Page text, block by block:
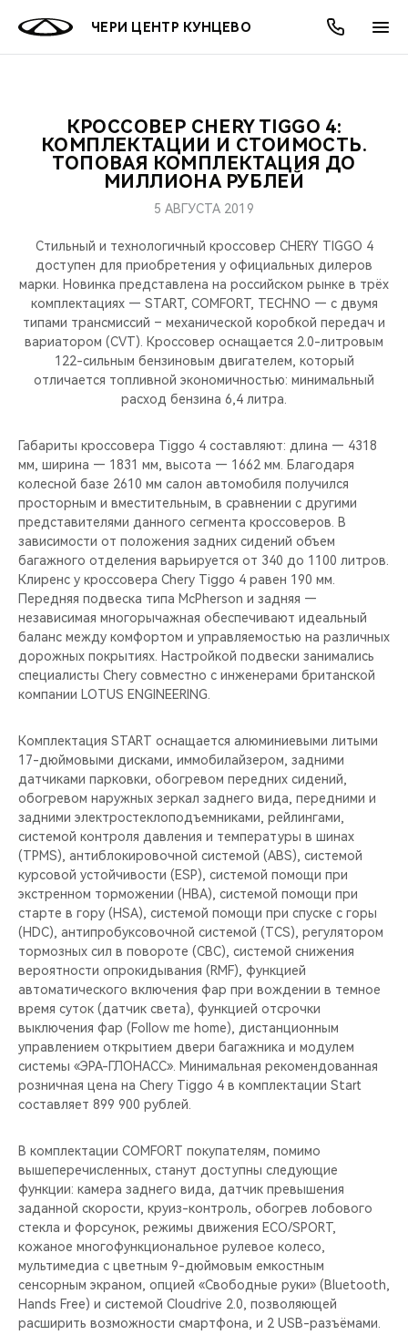
ЧЕРИ ЦЕНТР КУНЦЕВО
МОДЕЛИ
СЕДАНЫ
НОВИНКИ
ПОКУПАТЕЛЯМ
ВЫБОР И ПОКУПКА
ВЛАДЕЛЬЦАМ
ПОДДЕРЖКА
CHERY CONNECT
МИР CHERY
CHERY В СОЦСЕТЯХ
ЛЮДИ CHERY
БЛАГОТВОРИТЕЛЬНОСТЬ
CHERY И СПОРТ
НАШИ МЕРОПРИЯТИЯ
ВИДЕООБЗОРЫ
CHERY ДЛЯ ДЕТЕЙ
АКЦИИ
ВЫГОДЫ И АКЦИИ
ОНЛАЙН СЕРВИСЫ
ВЫБОР И ПОКУПКА
О КОМПАНИИ
КРОССОВЕР CHERY TIGGO 4:
КОМПЛЕКТАЦИИ И СТОИМОСТЬ.
ТОПОВАЯ КОМПЛЕКТАЦИЯ ДО
МИЛЛИОНА РУБЛЕЙ
5 АВГУСТА 2019
Стильный и технологичный кроссовер CHERY TIGGO 4
доступен для приобретения у официальных дилеров
марки. Новинка представлена на российском рынке в трёх
комплектациях — START, COMFORT, TECHNO — с двумя
типами трансмиссий – механической коробкой передач и
вариатором (CVT). Кроссовер оснащается 2.0-литровым
122-сильным бензиновым двигателем, который
отличается топливной экономичностью: минимальный
расход бензина 6,4 литра.
Габариты кроссовера Tiggo 4 составляют: длина — 4318
мм, ширина — 1831 мм, высота — 1662 мм. Благодаря
колесной базе 2610 мм салон автомобиля получился
просторным и вместительным, в сравнении с другими
представителями данного сегмента кроссоверов. В
зависимости от положения задних сидений объем
багажного отделения варьируется от 340 до 1100 литров.
Клиренс у кроссовера Chery Tiggo 4 равен 190 мм.
Передняя подвеска типа McPherson и задняя —
независимая многорычажная обеспечивают идеальный
баланс между комфортом и управляемостью на различных
дорожных покрытиях. Настройкой подвески занимались
специалисты Chery совместно с инженерами британской
компании LOTUS ENGINEERING.
Комплектация START оснащается алюминиевыми литыми
17-дюймовыми дисками, иммобилайзером, задними
датчиками парковки, обогревом передних сидений,
обогревом наружных зеркал заднего вида, передними и
задними электростеклоподъемниками, рейлингами,
системой контроля давления и температуры в шинах
(TPMS), антиблокировочной системой (ABS), системой
курсовой устойчивости (ESP), системой помощи при
экстренном торможении (HBA), системой помощи при
старте в гору (HSA), системой помощи при спуске с горы
(HDC), антипробуксовочной системой (TCS), регулятором
тормозных сил в повороте (CBC), системой снижения
вероятности опрокидывания (RMF), функцией
автоматического включения фар при вождении в темное
время суток (датчик света), функцией отсрочки
выключения фар (Follow me home), дистанционным
управлением открытием двери багажника и модулем
системы «ЭРА-ГЛОНАСС». Минимальная рекомендованная
розничная цена на Chery Tiggo 4 в комплектации Start
составляет 899 900 рублей.
В комплектации COMFORT покупателям, помимо
вышеперечисленных, станут доступны следующие
функции: камера заднего вида, датчик превышения
заданной скорости, круиз-контроль, обогрев лобового
стекла и форсунок, режимы движения ECO/SPORT,
кожаное многофункциональное рулевое колесо,
мультимедиа с цветным 9-дюймовым емкостным
сенсорным экраном, опцией «Свободные руки» (Bluetooth,
Hands Free) и системой Cloudrive 2.0, позволяющей
расширить возможности смартфона, и 2 USB-разъёмами.